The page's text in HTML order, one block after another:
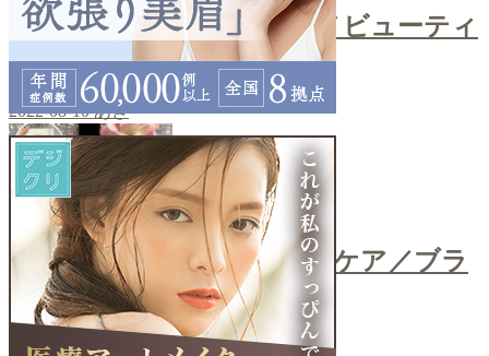
＼ノーファンデUV／クロノビューティ
ーカラーチューニング
2022-08-10 あき
コスメ
＼ティッシュで簡単ブラシケア／ブラ
シクレンザー
2022-08-08 あき